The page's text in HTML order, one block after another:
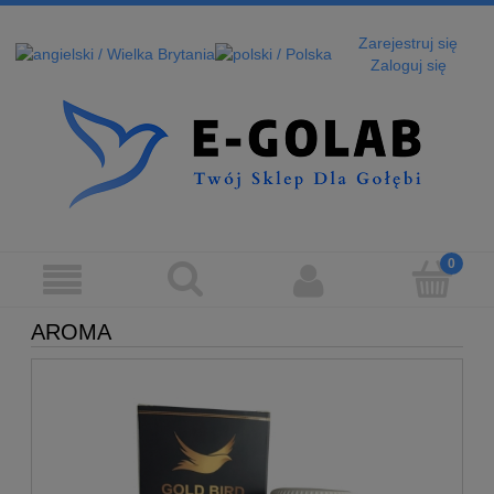
Zarejestruj się
Zaloguj się
AROMA